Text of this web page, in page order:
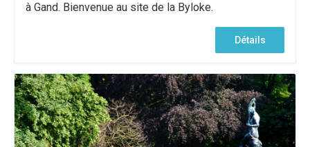
à Gand. Bienvenue au site de la Byloke.
Détails